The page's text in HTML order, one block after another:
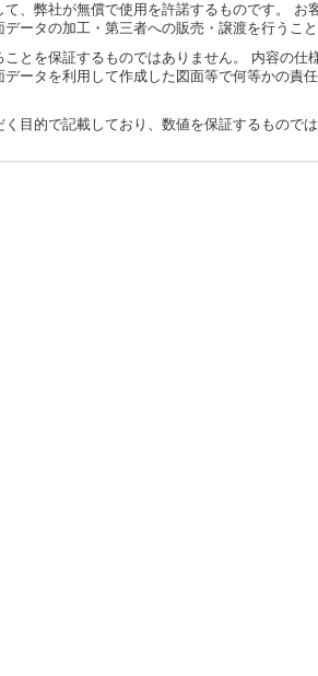
、弊社が無償で使用を許諾するものです。 お
ータの加工・第三者への販売・譲渡を行うこと
とを保証するものではありません。 内容の仕
ータを利用して作成した図面等で何等かの責
目的で記載しており、数値を保証するものでは